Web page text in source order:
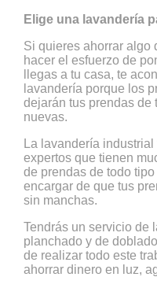
Elige una lavandería
Si quieres ahorrar algo
hacer el esfuerzo de
llegas a tu casa, te
lavandería porque los
dejarán tus prendas de
nuevas.
La lavandería
expertos que tienen
de prendas de todo
encargar de que tus
sin manchas.
Tendrás un servicio de
planchado y de
de realizar todo este
ahorrar dinero en luz,